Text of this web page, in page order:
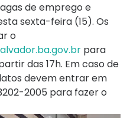
de emprego e
sexta-feira (15). Os
o
para
das 17h. Em caso de
devem entrar em
2005 para fazer o